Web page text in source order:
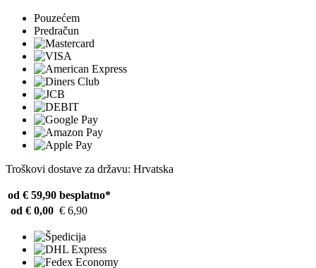
Pouzećem
Predračun
Troškovi dostave za državu: Hrvatska
od € 59,90 besplatno*
od € 0,00 € 6,90